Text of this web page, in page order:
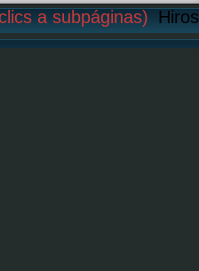
a subpáginas)
Hiros